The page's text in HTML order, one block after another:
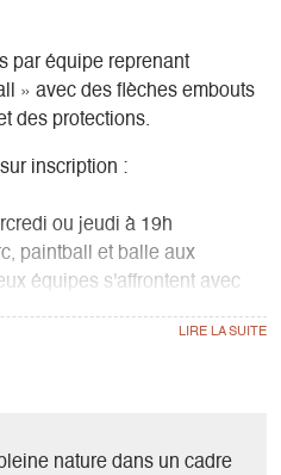
par équipe reprenant
» avec des flèches embouts
des protections.
inscription :
ou jeudi à 19h
paintball et balle aux
équipes s'affrontent avec
nature dans un cadre